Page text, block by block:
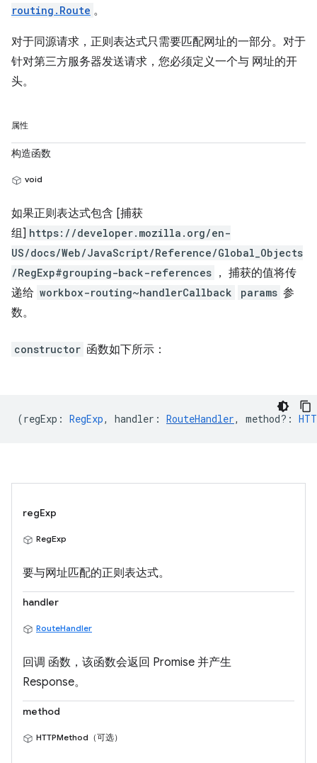
routing.Route 。
对于同源请求，正则表达式只需要匹配网址的一部分。对于
针对第三方服务器发送请求，您必须定义一个与 网址的开
头。
属性
构造函数
void
如果正则表达式包含 [捕获
组] https://developer.mozilla.org/en-
US/docs/Web/JavaScript/Reference/Global_Objects
/RegExp#grouping-back-references ， 捕获的值将传
递给 workbox-routing~handlerCallback params 参
数。
constructor 函数如下所示：
(regExp : RegExp, handler : RouteHandler, method? :
regExp
RegExp
要与网址匹配的正则表达式。
handler
RouteHandler
回调 函数，该函数会返回 Promise 并产生
Response。
method
HTTPMethod（可选）